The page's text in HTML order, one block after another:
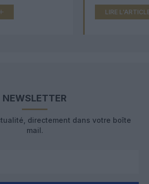
LIRE
NEWSLETTER
directement dans votre boîte
mail.